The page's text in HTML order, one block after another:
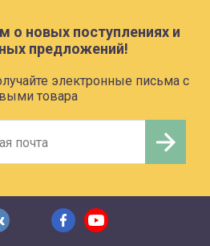
о новых поступлениях и
предложений!
электронные письма с
товара